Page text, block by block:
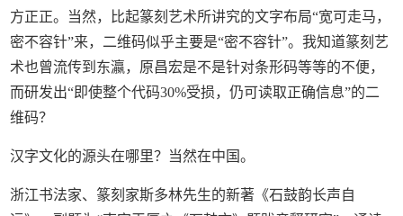
方正正。当然，比起篆刻艺术所讲究的文字布局“宽可走马，
密不容针”来，二维码似乎主要是“密不容针”。我知道篆刻艺
术也曾流传到东瀛，原昌宏是不是针对条形码等等的不便，
而研发出“即使整个代码30%受损，仍可读取正确信息”的二
维码？
汉字文化的源头在哪里？当然在中国。
浙江书法家、篆刻家斯多林先生的新著《石鼓韵长声自